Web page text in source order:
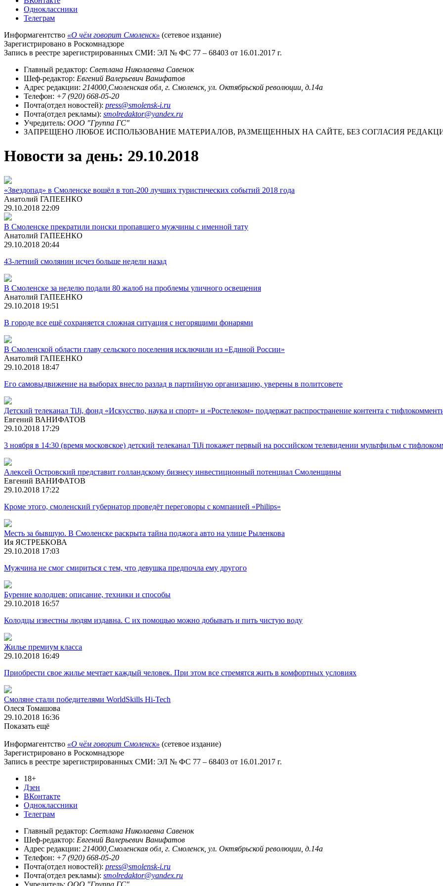
Одноклассники
Телеграм
Информагентство «О чём говорит Смоленск» (сетевое издание)
Зарегистрировано в Роскомнадзоре
Запись в реестре зарегистрированных СМИ: ЭЛ № ФС 77 – 68403 от 16.01.2017 г.
Главный редактор: Светлана Николаевна Савенок
Шеф-редактор: Евгений Валерьевич Ванифатов
Адрес редакции: 214000,Смоленская обл, г. Смоленск, ул. Октябрьской революции, д.14а
Телефон: +7 (920) 668-05-20
Почта(отдел новостей): press@smolensk-i.ru
Почта(отдел рекламы): smolredaktor@yandex.ru
Учредитель: ООО "Группа ГС"
ЗАПРЕЩЕНО ЛЮБОЕ ИСПОЛЬЗОВАНИЕ МАТЕРИАЛОВ, РАЗМЕЩЕННЫХ НА САЙТЕ, БЕЗ СОГЛАСИЯ
Новости за день: 29.10.2018
«Звездопад» в Смоленске вошёл в топ-200 лучших туристических событий 2018 года
Анатолий ГАПЕЕНКО
29.10.2018 22:09
В Смоленске прекратили поиски пропавшего мужчины с именной тату
Анатолий ГАПЕЕНКО
29.10.2018 20:44
43-летний смолянин исчез больше недели назад
В Смоленске за неделю подали 80 жалоб на проблемы уличного освещения
Анатолий ГАПЕЕНКО
29.10.2018 19:51
В городе все ещё сохраняется сложная ситуация с негорящими фонарями
В Смоленской области главу сельского поселения исключили из «Единой России»
Анатолий ГАПЕЕНКО
29.10.2018 18:47
Его самовыдвижение на выборах внесло разлад в партийную организацию, уверены в политсовете
Детский телеканал TiJi, фонд «Искусство, наука и спорт» и «Ростелеком» поддержат распространение контента с
Евгений ВАНИФАТОВ
29.10.2018 17:29
3 ноября в 14:30 (время московское) детский телеканал TiJi покажет первый на российском телевидении мультфильм с
Алексей Островский представит голландскому бизнесу инвестиционный потенциал Смоленщины
Евгений ВАНИФАТОВ
29.10.2018 17:22
Кроме этого, смоленский губернатор проведёт переговоры с компанией «Philips»
Месть за бывшую. В Смоленске раскрыта тайна поджога авто на улице Рыленкова
Ия ЯСТРЕБКОВА
29.10.2018 17:03
Мужчина не смог смириться с тем, что девушка предпочла ему другого
Бурение колодцев: описание, техники и способы
29.10.2018 16:57
Колодцы известны людям издавна. С их помощью можно добывать и пить чистую воду
Жилье премиум класса
29.10.2018 16:49
Приобрести свое жилье мечтает каждый человек. При этом все стремятся жить в комфортных условиях
Смоляне стали победителями WorldSkills Hi-Tech
Олеся Томашова
29.10.2018 16:36
Показать ещё
Информагентство «О чём говорит Смоленск» (сетевое издание)
Зарегистрировано в Роскомнадзоре
Запись в реестре зарегистрированных СМИ: ЭЛ № ФС 77 – 68403 от 16.01.2017 г.
18+
Дзен
ВКонтакте
Одноклассники
Телеграм
Главный редактор: Светлана Николаевна Савенок
Шеф-редактор: Евгений Валерьевич Ванифатов
Адрес редакции: 214000,Смоленская обл, г. Смоленск, ул. Октябрьской революции, д.14а
Телефон: +7 (920) 668-05-20
Почта(отдел новостей): press@smolensk-i.ru
Почта(отдел рекламы): smolredaktor@yandex.ru
Учредитель: ООО "Группа ГС"